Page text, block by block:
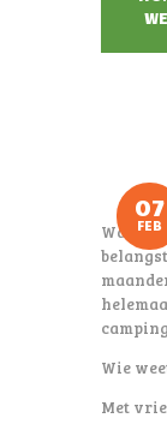
07
FEB
Wat
Wie
Met